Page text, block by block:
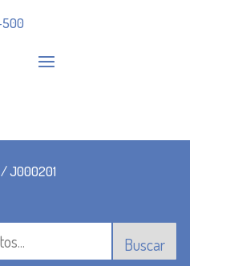
/ J000201
Buscar